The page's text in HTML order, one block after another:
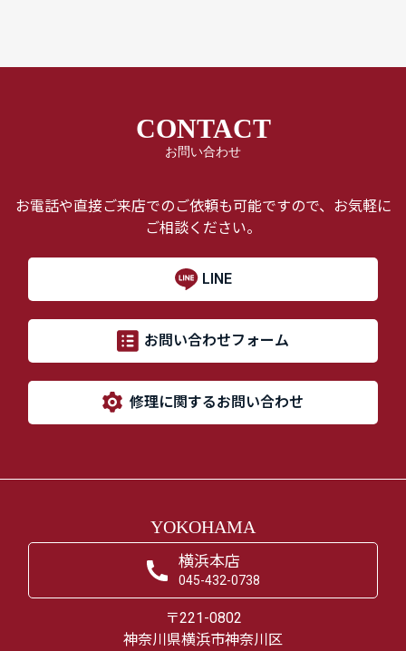
CONTACT
お問い合わせ
お電話や直接ご来店でのご依頼も可能ですので、お気軽に
ご相談ください。
LINE
お問い合わせフォーム
修理に関するお問い合わせ
YOKOHAMA
横浜本店
045-432-0738
〒221-0802
神奈川県横浜市神奈川区